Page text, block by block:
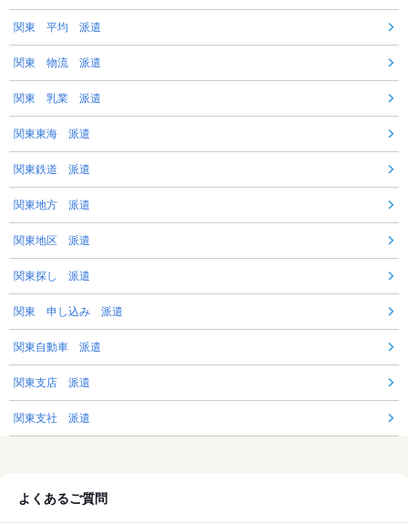
関東 平均 派遣
関東 物流 派遣
関東 乳業 派遣
関東東海 派遣
関東鉄道 派遣
関東地方 派遣
関東地区 派遣
関東探し 派遣
関東 申し込み 派遣
関東自動車 派遣
関東支店 派遣
関東支社 派遣
よくあるご質問